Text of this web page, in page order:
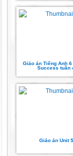
Giáo án Tiếng Anh
Success tuần
Giáo án Unit 5